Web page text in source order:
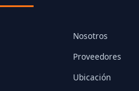
Nosotros
Proveedores
Ubicación